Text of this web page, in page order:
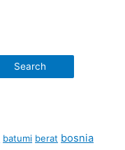
batumi berat bosnia